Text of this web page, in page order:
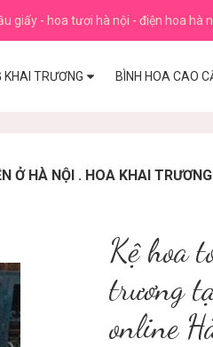
giấy - hoa tươi hà nội - điện hoa hà
KHAI TRƯƠNG BÌNH HOA CAO
Ở HÀ NỘI . HOA KHAI
Kệ hoa
trương
online